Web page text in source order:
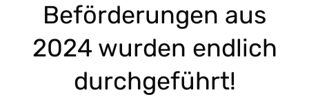
Beförderungen aus
2024 wurden endlich
durchgeführt!